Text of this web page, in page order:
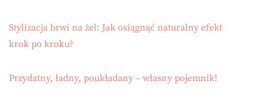
Stylizacja brwi na żel: Jak osiągnąć naturalny efekt
krok po kroku?
Przydatny, ładny, poukładany – własny pojemnik!